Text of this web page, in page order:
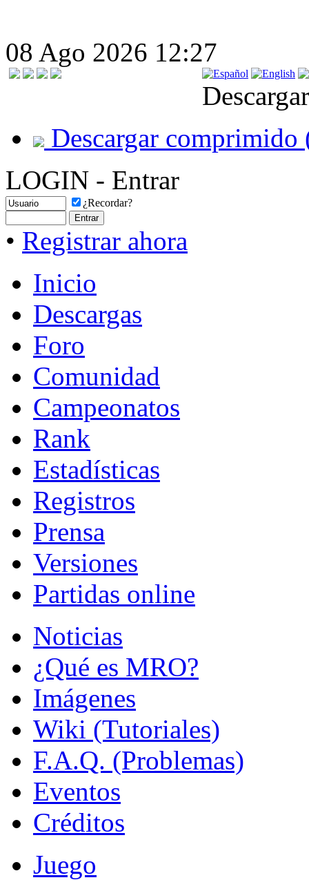
08 Ago 2026 12:27
Descargar comprimido
LOGIN - Entrar
¿Recordar?
• Registrar ahora
Inicio
Descargas
Foro
Comunidad
Campeonatos
Rank
Estadísticas
Registros
Prensa
Versiones
Partidas online
Noticias
¿Qué es MRO?
Imágenes
Wiki (Tutoriales)
F.A.Q. (Problemas)
Eventos
Créditos
Juego